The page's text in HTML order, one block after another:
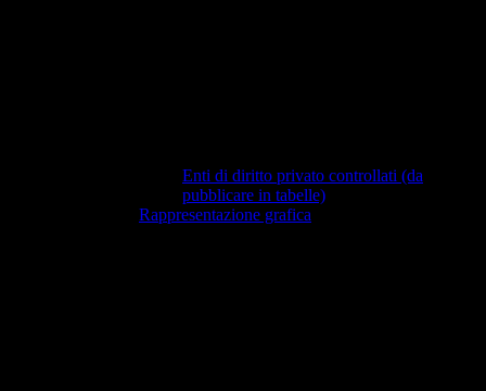
Enti di diritto privato controllati (da
pubblicare in tabelle)
Rappresentazione grafica